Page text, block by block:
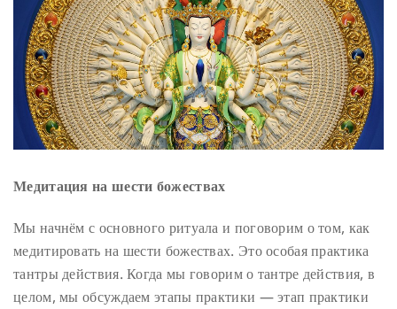
Медитация на шести божествах
Мы начнём с основного ритуала и поговорим о том, как
медитировать на шести божествах. Это особая практика
тантры действия. Когда мы говорим о тантре действия, в
целом, мы обсуждаем этапы практики — этап практики